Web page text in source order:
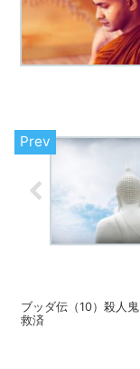
ブッダ伝（10）殺人
救済